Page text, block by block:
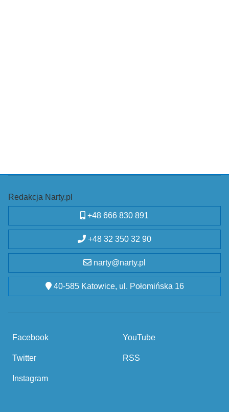
Redakcja Narty.pl
+48 666 830 891
+48 32 350 32 90
narty@narty.pl
40-585 Katowice, ul. Połomińska 16
Facebook
Twitter
Instagram
YouTube
RSS